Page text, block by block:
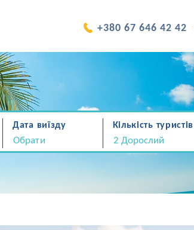
+380 67 646 42 42
Дата виїзду Кількість туристів